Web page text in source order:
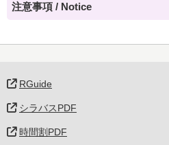
注意事項 / Notice
RGuide
シラバスPDF
時間割PDF